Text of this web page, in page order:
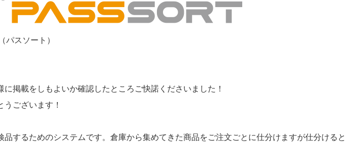
スソート）
掲載をしもよいか確認したところご快諾くださいました！
ございます！
するためのシステムです。倉庫から集めてきた商品をご注文ごとに仕分けますが仕分けると